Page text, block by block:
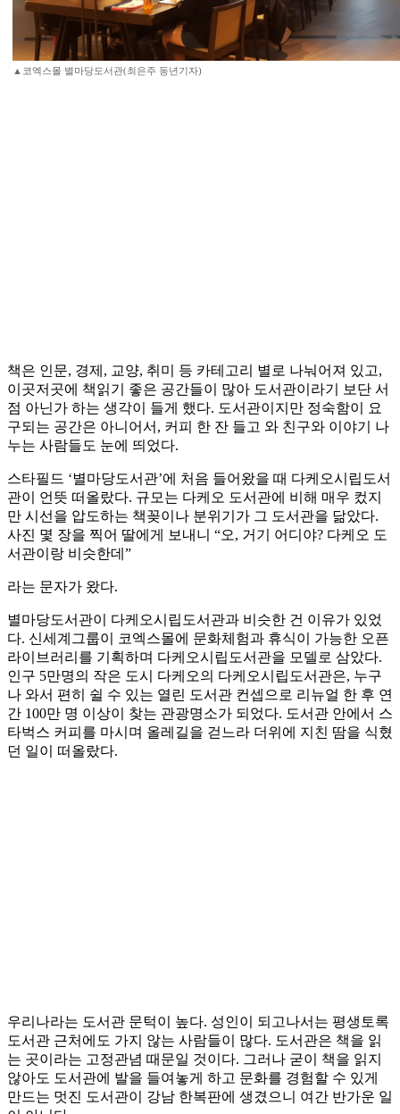
▲코엑스몰 별마당도서관(최은주 동년기자)
책은 인문, 경제, 교양, 취미 등 카테고리 별로 나눠어져 있고,
이곳저곳에 책읽기 좋은 공간들이 많아 도서관이라기 보단 서
점 아닌가 하는 생각이 들게 했다. 도서관이지만 정숙함이 요
구되는 공간은 아니어서, 커피 한 잔 들고 와 친구와 이야기 나
누는 사람들도 눈에 띄었다.
스타필드 ‘별마당도서관’에 처음 들어왔을 때 다케오시립도서
관이 언뜻 떠올랐다. 규모는 다케오 도서관에 비해 매우 컸지
만 시선을 압도하는 책꽂이나 분위기가 그 도서관을 닮았다.
사진 몇 장을 찍어 딸에게 보내니 “오, 거기 어디야? 다케오 도
서관이랑 비슷한데”
라는 문자가 왔다.
별마당도서관이 다케오시립도서관과 비슷한 건 이유가 있었
다. 신세계그룹이 코엑스몰에 문화체험과 휴식이 가능한 오픈
라이브러리를 기획하며 다케오시립도서관을 모델로 삼았다.
인구 5만명의 작은 도시 다케오의 다케오시립도서관은, 누구
나 와서 편히 쉴 수 있는 열린 도서관 컨셉으로 리뉴얼 한 후 연
간 100만 명 이상이 찾는 관광명소가 되었다. 도서관 안에서 스
타벅스 커피를 마시며 올레길을 걷느라 더위에 지친 땀을 식혔
던 일이 떠올랐다.
우리나라는 도서관 문턱이 높다. 성인이 되고나서는 평생토록
도서관 근처에도 가지 않는 사람들이 많다. 도서관은 책을 읽
는 곳이라는 고정관념 때문일 것이다. 그러나 굳이 책을 읽지
않아도 도서관에 발을 들여놓게 하고 문화를 경험할 수 있게
만드는 멋진 도서관이 강남 한복판에 생겼으니 여간 반가운 일